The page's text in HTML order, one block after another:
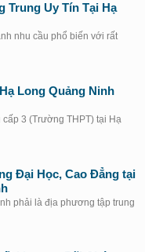
Trung Uy Tín Tại Hạ
nhu cầu phổ biến với rất
Long Quảng Ninh
3 (Trường THPT) tại Hạ
Đại Học, Cao Đẳng tại
phải là địa phương tập trung